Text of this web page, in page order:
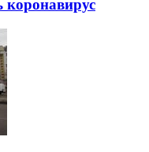
коронавирус